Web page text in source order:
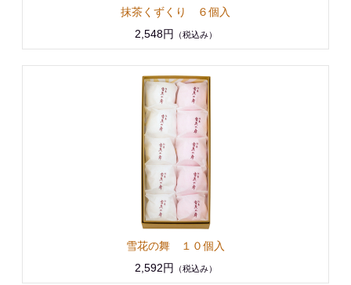
抹茶くずくり ６個入
2,548円
（税込み）
雪花の舞 １０個入
2,592円
（税込み）